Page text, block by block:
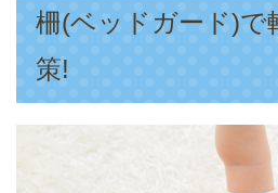
柵(ベッドガード)で
策!